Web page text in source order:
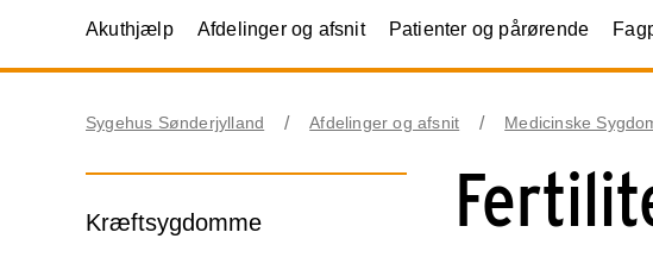
Akuthjælp Afdelinger og afsnit Patienter og pårørende
Sygehus Sønderjylland Afdelinger og afsnit Medicinske
Kræftsygdomme